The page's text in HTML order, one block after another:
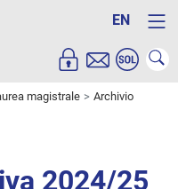
EN
magistrale
Archivio
2024/25